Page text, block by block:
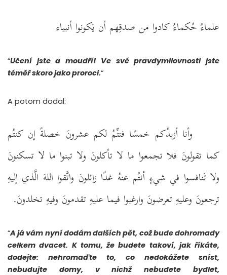
علماءُ حُكماءُ كادوا من صدقِهم أن يَكونوا أنبياء
“Učení jste a moudří! Ve své pravdymilovnosti jste
téměř skoro jako proroci.“
A potom dodal:
وأنا أزيدُكم خمسًا فتتِّمُ لكم عشرونَ خصلةً إن كنتُم
كما تقولونَ فلا تجمعوا ما لا تأكلونَ ولا تبنوا ما لا تسكنونَ
ولا تَنافسوا في شيءٍ أنتُم عنهُ غدًا زائلونَ واتَّقوا اللهَ الَّذي إليهِ
ترجعونَ وعليهِ تعرضونَ وارغبوا فيما عليهِ تقدمونَ وفيهِ تخلدونَ.
“A já vám nyní dodám dalších pět, což bude dohromady
celkem dvacet. K tomu, že budete takoví, jak říkáte,
dodejte: nehromaďte to, co nedokážete sníst,
nebudujte domy, v nichž nebudete bydlet,